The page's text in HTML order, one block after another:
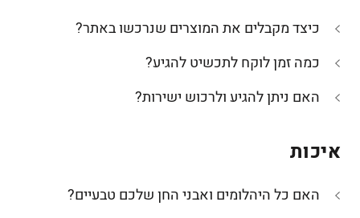
כיצד מקבלים את המוצרים שנרכשו באתר?
כמה זמן לוקח לתכשיט להגיע?
האם ניתן להגיע ולרכוש ישירות?
איכות
האם כל היהלומים ואבני החן שלכם טבעיים?